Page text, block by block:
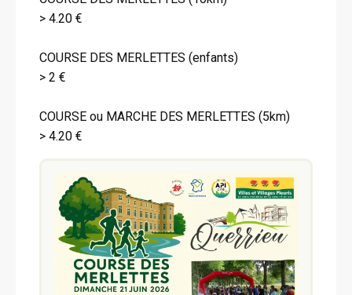
> 4.20 €
COURSE DES MERLETTES (enfants)
> 2 €
COURSE ou MARCHE DES MERLETTES (5km)
> 4.20 €